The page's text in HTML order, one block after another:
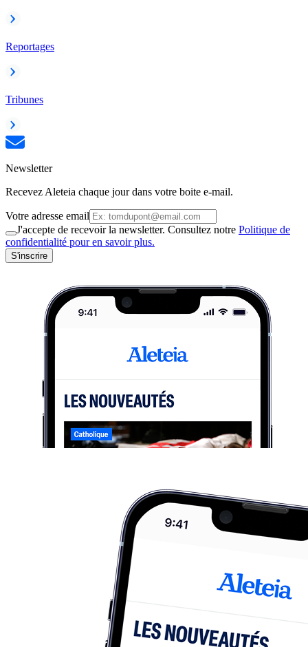
Reportages
Tribunes
Newsletter
Recevez Aleteia chaque jour dans votre boite e-mail.
Votre adresse email
J'accepte de recevoir la newsletter. Consultez notre Politique de
confidentialité pour en savoir plus.
S'inscrire